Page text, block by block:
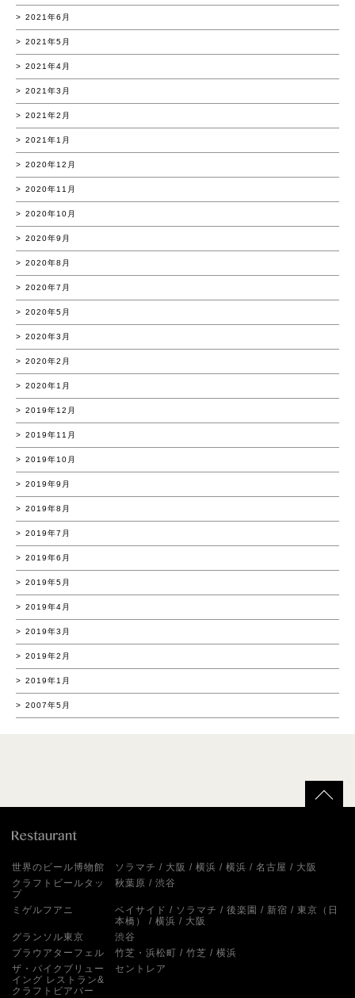
2021年6月
2021年5月
2021年4月
2021年3月
2021年2月
2021年1月
2020年12月
2020年11月
2020年10月
2020年9月
2020年8月
2020年7月
2020年5月
2020年3月
2020年2月
2020年1月
2019年12月
2019年11月
2019年10月
2019年9月
2019年8月
2019年7月
2019年6月
2019年5月
2019年4月
2019年3月
2019年2月
2019年1月
2007年5月
世界のビール博物館 ソラマチ 大阪 横浜 横浜 名古屋
大阪
クラフトビールタッ
プ
秋葉原 渋谷
ミゲルフアニ ベイサイド ソラマチ 後楽園 新宿
東京（日
本橋）
横浜
大阪
グランソル東京
渋谷
ブラウアターフェル
竹芝・浜松町 竹芝
横浜
ザ・パイクブリュー
イング レストラン&
クラフトビアバー
セントレア